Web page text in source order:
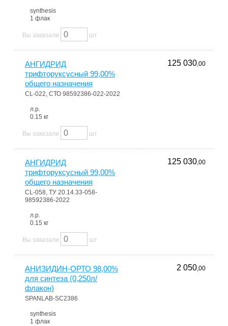
synthesis
1 флак
Вы заказали шт
АНГИДРИД
трифторуксусный 99,00%
общего назначения
CL-022, СТО 98592386-022-2022
л.р.
0.15 кг
125 030,00
Вы заказали шт
АНГИДРИД
трифторуксусный 99,00%
общего назначения
CL-058, ТУ 20.14.33-058-
98592386-2022
л.р.
0.15 кг
125 030,00
Вы заказали шт
АНИЗИДИН-ОРТО 98,00%
для синтеза (0,250л/
флакон)
SPANLAB-SC2386
synthesis
1 флак
2 050,00